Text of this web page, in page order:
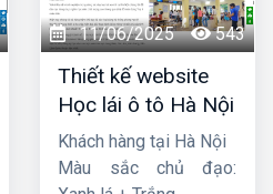
11/06/2025 543
Thiết kế website
Học lái ô tô Hà Nội
Khách hàng tại Hà Nội
Màu sắc chủ đạo: